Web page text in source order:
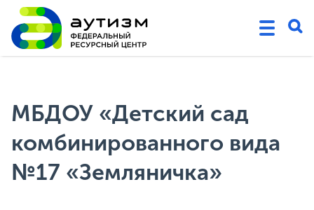
МБДОУ «Детский сад
комбинированного вида
№17 «Земляничка»